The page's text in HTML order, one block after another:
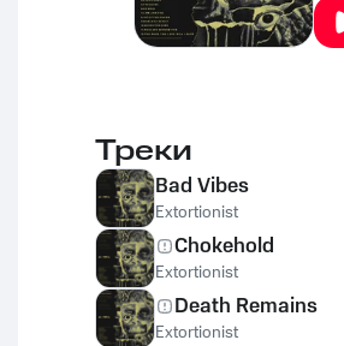
Треки
Bad Vibes
Extortionist
Chokehold
Extortionist
Death Remains
Extortionist